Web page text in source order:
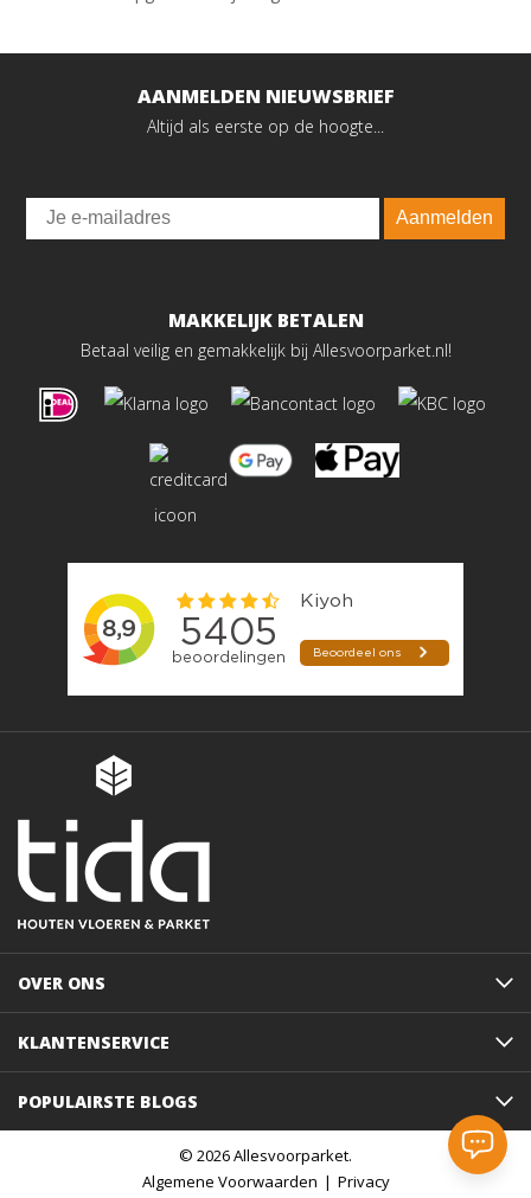
AANMELDEN NIEUWSBRIEF
Altijd als eerste op de hoogte...
Email
Aanmelden
MAKKELIJK BETALEN
Betaal veilig en gemakkelijk bij Allesvoorparket.nl!
OVER ONS
KLANTENSERVICE
POPULAIRSTE BLOGS
© 2026 Allesvoorparket.
Algemene Voorwaarden
Privacy